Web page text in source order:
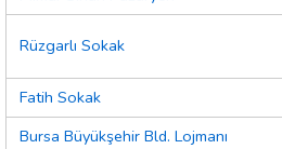
Rüzgarlı Sokak
Fatih Sokak
Bursa Büyükşehir Bld. Lojmanı